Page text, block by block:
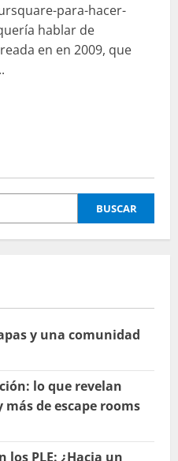
para-hacer-
hablar de
en en 2009, que
BUSCAR
y una comunidad
lo que revelan
de escape rooms
los PLE: ¿Hacia un